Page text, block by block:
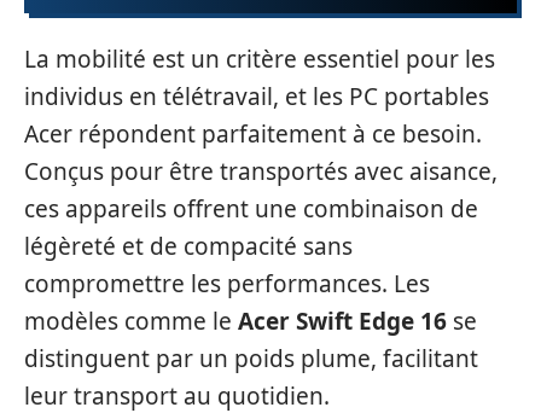
La mobilité est un critère essentiel pour les
individus en télétravail, et les PC portables
Acer répondent parfaitement à ce besoin.
Conçus pour être transportés avec aisance,
ces appareils offrent une combinaison de
légèreté et de compacité sans
compromettre les performances. Les
modèles comme le Acer Swift Edge 16 se
distinguent par un poids plume, facilitant
leur transport au quotidien.